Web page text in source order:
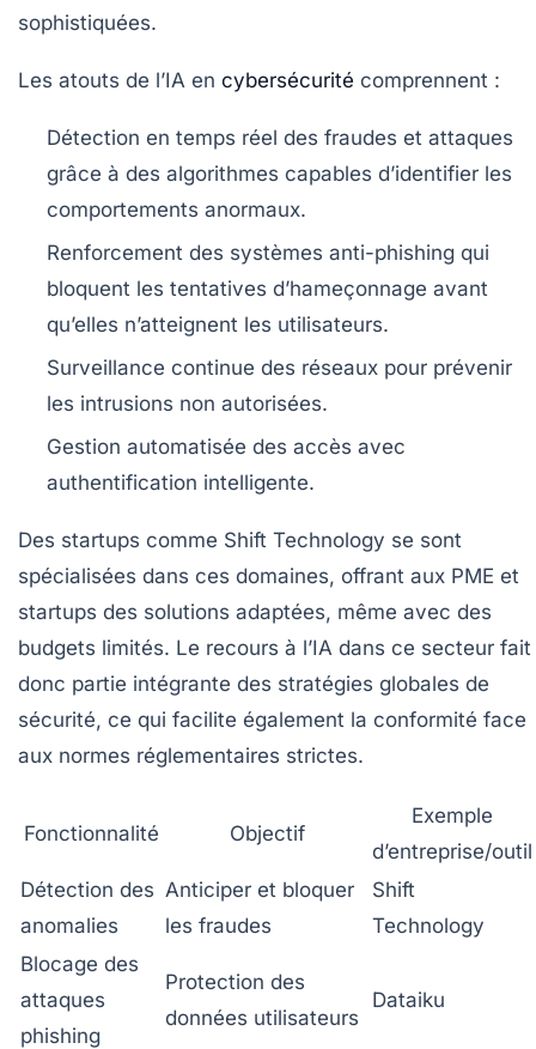
sophistiquées.
Les atouts de l’IA en cybersécurité comprennent :
Détection en temps réel des fraudes et attaques
grâce à des algorithmes capables d’identifier les
comportements anormaux.
Renforcement des systèmes anti-phishing qui
bloquent les tentatives d’hameçonnage avant
qu’elles n’atteignent les utilisateurs.
Surveillance continue des réseaux pour prévenir
les intrusions non autorisées.
Gestion automatisée des accès avec
authentification intelligente.
Des startups comme Shift Technology se sont
spécialisées dans ces domaines, offrant aux PME et
startups des solutions adaptées, même avec des
budgets limités. Le recours à l’IA dans ce secteur fait
donc partie intégrante des stratégies globales de
sécurité, ce qui facilite également la conformité face
aux normes réglementaires strictes.
Fonctionnalité Objectif
Exemple
d’entreprise/outil
Détection des
anomalies
Anticiper et bloquer
les fraudes
Shift
Technology
Blocage des
attaques
phishing
Protection des
données utilisateurs
Dataiku